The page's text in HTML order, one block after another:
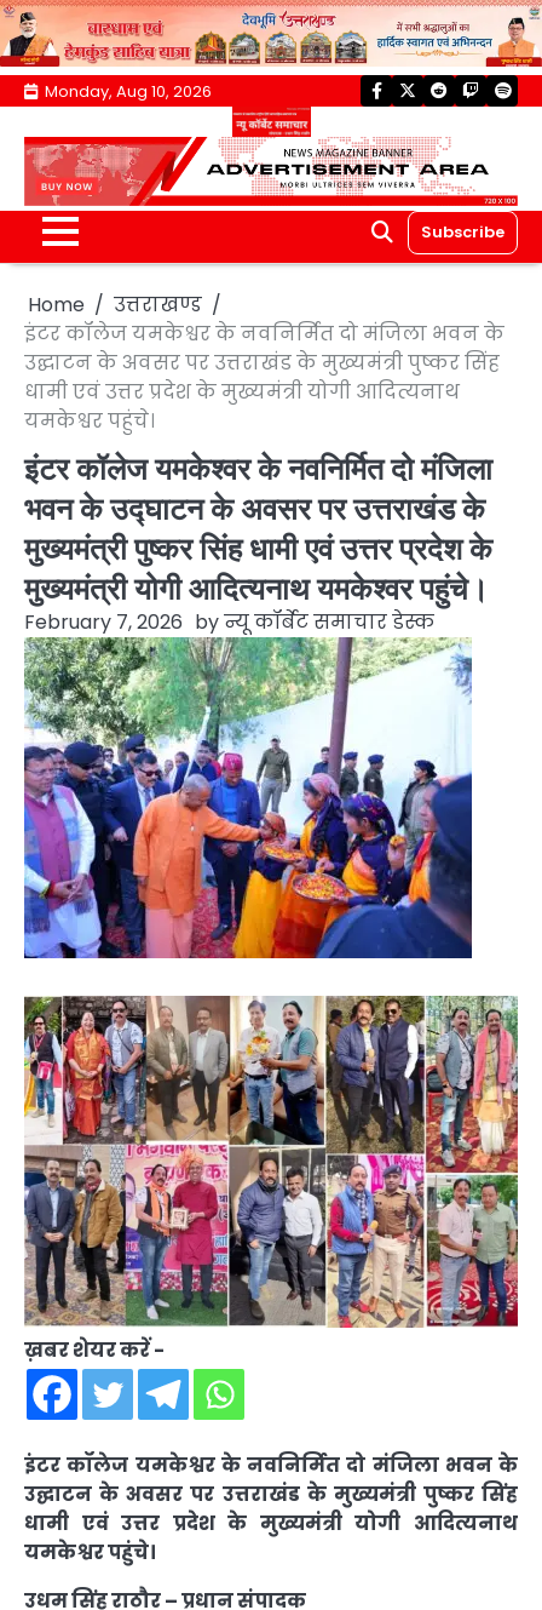
Skip
content
Monday, Aug 10, 2026 facebook
twitterreddittwitch
Subscribe
Home
उत्तराखण्ड
इंटर कॉलेज यमकेश्वर के नवनिर्मित दो मंजिला भवन के
उद्घाटन के अवसर पर उत्तराखंड के मुख्यमंत्री पुष्कर सिंह
धामी एवं उत्तर प्रदेश के मुख्यमंत्री योगी आदित्यनाथ
यमकेश्वर पहुंचे।
इंटर कॉलेज यमकेश्वर के नवनिर्मित दो मंजिला
भवन के उद्घाटन के अवसर पर उत्तराखंड के
मुख्यमंत्री पुष्कर सिंह धामी एवं उत्तर प्रदेश के
मुख्यमंत्री योगी आदित्यनाथ यमकेश्वर पहुंचे।
February 7, 2026 byन्यू कॉर्बेट समाचार डेस्क
ख़बर शेयर करें -
इंटर कॉलेज यमकेश्वर के नवनिर्मित दो मंजिला भवन के
उद्घाटन के अवसर पर उत्तराखंड के मुख्यमंत्री पुष्कर सिंह
धामी एवं उत्तर प्रदेश के मुख्यमंत्री योगी आदित्यनाथ
यमकेश्वर पहुंचे।
उधम सिंह राठौर – प्रधान संपादक